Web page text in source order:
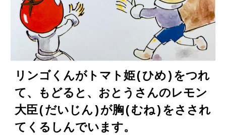
リンゴくんがトマト姫(ひめ)をつれ
て、もどると、おとうさんのレモン
大臣(だいじん)が胸(むね)をさされ
てくるしんでいます。